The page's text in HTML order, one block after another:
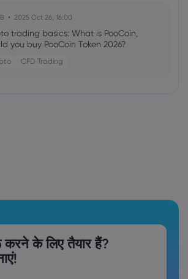
2025 Oct 26, 16:00
trading basics: What is PooCoin,
you buy PooCoin Token 2026?
CFD Trading
के लिए तैयार हैं?